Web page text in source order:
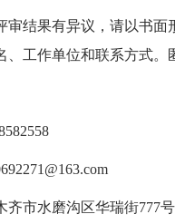
审结果有异议，请以书
、工作单位和联系方式。
齐市水磨沟区华瑞街777号